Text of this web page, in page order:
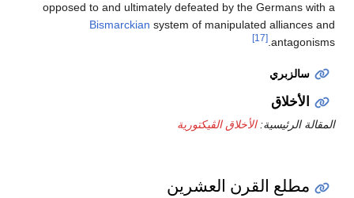
opposed to and ultimately defeated by the Germans with a
Bismarckian system of manipulated alliances and
antagonisms.
[17]
سالزبري
الأخلاق
المقالة الرئيسية:الأخلاق الڤيكتورية
مطلع القرن العشرين